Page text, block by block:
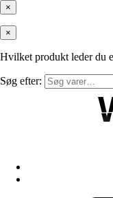
×
×
Hvilket produkt leder du
Søg efter: